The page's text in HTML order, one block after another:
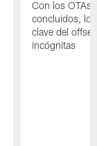
Con los OTAs
concluidos,
clave del
incógnitas